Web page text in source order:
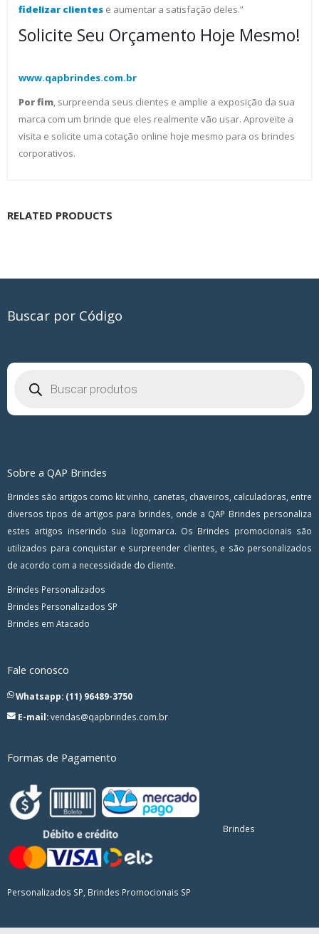
fidelizar clientes e aumentar a satisfação deles.”
Solicite Seu Orçamento Hoje Mesmo!
www.qapbrindes.com.br
Por fim, surpreenda seus clientes e amplie a exposição da sua
marca com um brinde que eles realmente vão usar. Aproveite a
visita e solicite uma cotação online hoje mesmo para os brindes
corporativos.
RELATED PRODUCTS
Buscar por Código
produtos
Sobre a QAP Brindes
Brindes são artigos como kit vinho, canetas, chaveiros, calculadoras, entre
diversos tipos de artigos para brindes, onde a QAP Brindes personaliza
estes artigos inserindo sua logomarca. Os Brindes promocionais são
utilizados para conquistar e surpreender clientes, e são personalizados
de acordo com a necessidade do cliente.
Brindes Personalizados
Brindes Personalizados SP
Brindes em Atacado
Fale conosco
Whatsapp: (11) 96489-3750
E-mail:vendas@qapbrindes.com.br
Formas de Pagamento
Brindes
Personalizados SP, Brindes Promocionais SP